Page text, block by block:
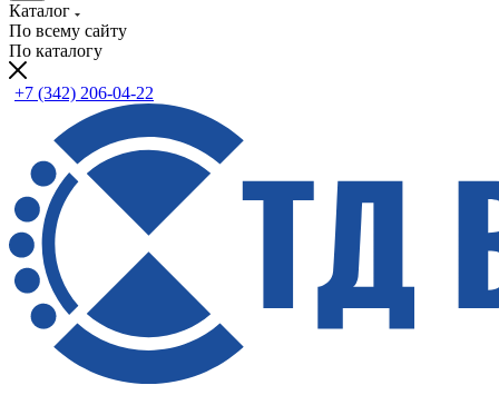
Каталог
По всему сайту
По каталогу
+7 (342) 206-04-22